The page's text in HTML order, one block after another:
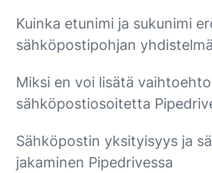
Kuinka etunimi ja sukunimi
sähköpostipohjan
Miksi en voi lisätä
sähköpostiosoitetta
Sähköpostin yksityisyys ja
jakaminen Pipedrivessa